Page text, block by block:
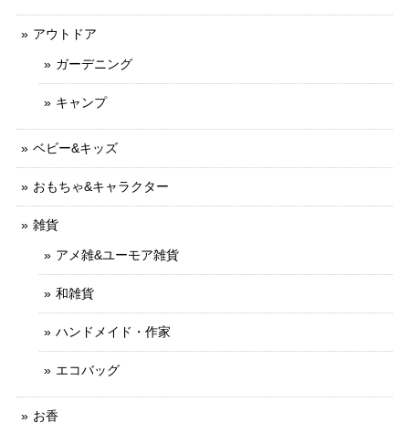
アウトドア
ガーデニング
キャンプ
ベビー&キッズ
おもちゃ&キャラクター
雑貨
アメ雑&ユーモア雑貨
和雑貨
ハンドメイド・作家
エコバッグ
お香